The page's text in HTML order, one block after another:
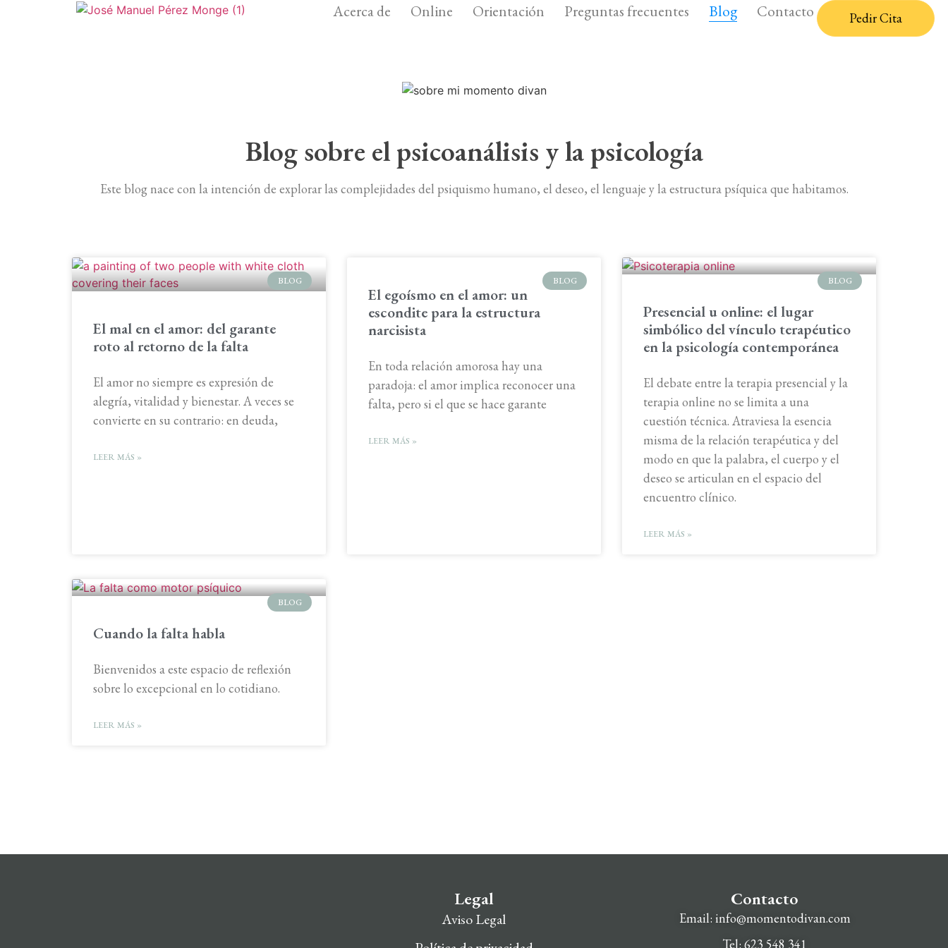
Acerca de Online Orientación Preguntas frecuentes Blog Contacto Pedir Cita
Blog sobre el psicoanálisis y la psicología
Este blog nace con la intención de explorar las complejidades del psiquismo humano, el deseo, el lenguaje y la estructura psíquica que habitamos.
BLOG
El mal en el amor: del garante
roto al retorno de la falta
El amor no siempre es expresión de
alegría, vitalidad y bienestar. A veces se
convierte en su contrario: en deuda,
LEER MÁS »
BLOG
El egoísmo en el amor: un
escondite para la estructura
narcisista
En toda relación amorosa hay una
paradoja: el amor implica reconocer una
falta, pero si el que se hace garante
LEER MÁS »
BLOG
Presencial u online: el lugar
simbólico del vínculo terapéutico
en la psicología contemporánea
El debate entre la terapia presencial y la
terapia online no se limita a una
cuestión técnica. Atraviesa la esencia
misma de la relación terapéutica y del
modo en que la palabra, el cuerpo y el
deseo se articulan en el espacio del
encuentro clínico.
LEER MÁS »
BLOG
Cuando la falta habla
Bienvenidos a este espacio de reflexión
sobre lo excepcional en lo cotidiano.
LEER MÁS »
Legal
Aviso Legal
Contacto
Email: info@momentodivan.com
Tel: 623 548 341